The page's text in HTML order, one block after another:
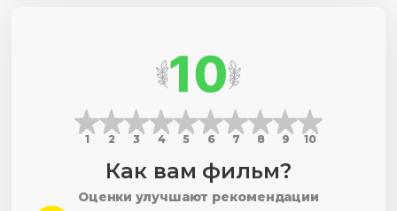
10
1 2 3 4 5 6 7 8 9 10
Как вам фильм?
Оценки улучшают рекомендации